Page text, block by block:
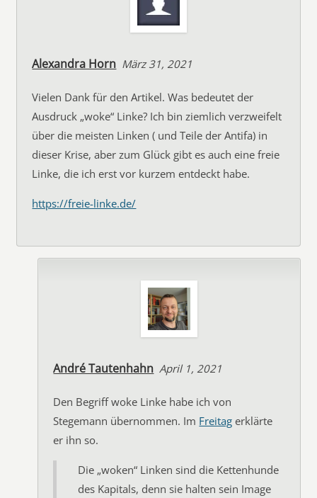
Alexandra Horn März 31, 2021
Vielen Dank für den Artikel. Was bedeutet der
Ausdruck „woke“ Linke? Ich bin ziemlich verzweifelt
über die meisten Linken ( und Teile der Antifa) in
dieser Krise, aber zum Glück gibt es auch eine freie
Linke, die ich erst vor kurzem entdeckt habe.
https://freie-linke.de/
André Tautenhahn April 1, 2021
Den Begriff woke Linke habe ich von
Stegemann übernommen. Im Freitag erklärte
er ihn so.
Die „woken“ Linken sind die Kettenhunde
des Kapitals, denn sie halten sein Image